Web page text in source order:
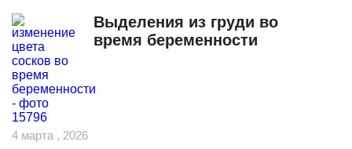
Выделения из груди во
время беременности
4 марта , 2026